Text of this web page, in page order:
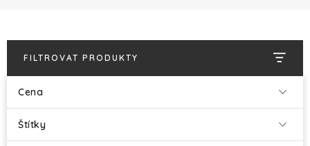
NAROZENINY
SVATBA
AKČNÍ CENY!
FILTROVAT PRODUKTY
Cena
Štítky